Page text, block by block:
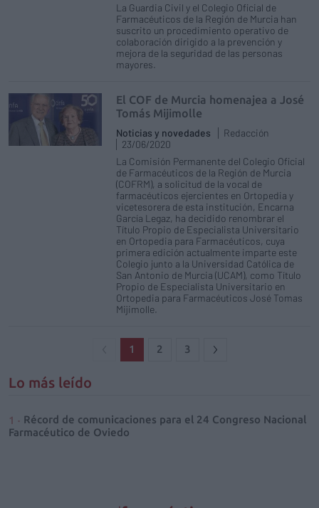
La Guardia Civil y el Colegio Oficial de
Farmacéuticos de la Región de Murcia han
suscrito un procedimiento operativo de
colaboración dirigido a la prevención y
mejora de la seguridad de las personas
mayores.
El COF de Murcia homenajea a José
Tomás Mijimolle
Noticias y novedades
Redacción
23/06/2020
La Comisión Permanente del Colegio Oficial
de Farmacéuticos de la Región de Murcia
(COFRM), a solicitud de la vocal de
farmacéuticos ejercientes en Ortopedia y
vicetesorera de esta institución, Encarna
García Legaz, ha decidido renombrar el
Título Propio de Especialista Universitario
en Ortopedia para Farmacéuticos, cuya
primera edición actualmente imparte este
Colegio junto a la Universidad Católica de
San Antonio de Murcia (UCAM), como Título
Propio de Especialista Universitario en
Ortopedia para Farmacéuticos José Tomas
Mijimolle.
1 2 3
Lo más leído
Récord de comunicaciones para el 24 Congreso Nacional
Farmacéutico de Oviedo